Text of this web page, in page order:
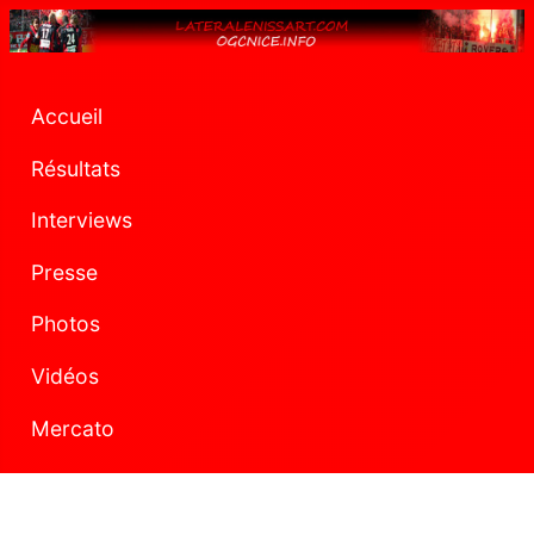
Accueil
Résultats
Interviews
Presse
Photos
Vidéos
Mercato